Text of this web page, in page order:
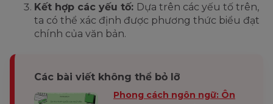
Kết hợp các yếu tố: Dựa trên các yếu tố trên,
ta có thể xác định được phương thức biểu đạt
chính của văn bản.
Các bài viết không thể bỏ lỡ
Phong cách ngôn ngữ: Ôn